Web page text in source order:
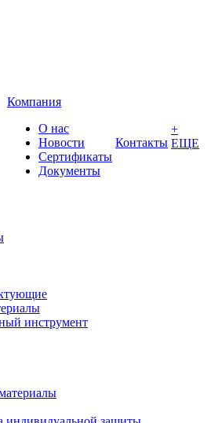
Компания
О нас
Новости
Сертификаты
Документы
Контакты
+
ЕЩЕ
инструмент